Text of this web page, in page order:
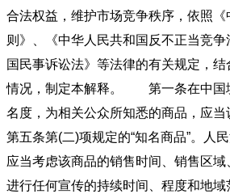
合法权益，维护市场竞争秩序，依照
则》、《中华人民共和国反不正当竞
国民事诉讼法》等法律的有关规定，
情况，制定本解释。 第一条在中国
名度，为相关公众所知悉的商品，应
第五条第(二)项规定的“知名商品”。人
应当考虑该商品的销售时间、销售区域
进行任何宣传的持续时间、程度和地